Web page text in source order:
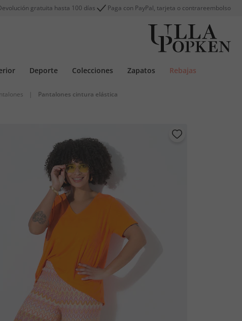
gratuita hasta 100 días Paga con PayPal, tarjeta o contrareembolso
Deporte Colecciones Zapatos Rebajas
| Pantalones cintura elástica